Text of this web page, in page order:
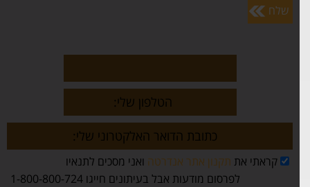
שלח
קראתי אתתקנון אתר אנדרטהואני מסכים לתנאיו
לפרסום מודעות אבל בעיתונים חייגו 1-800-800-724